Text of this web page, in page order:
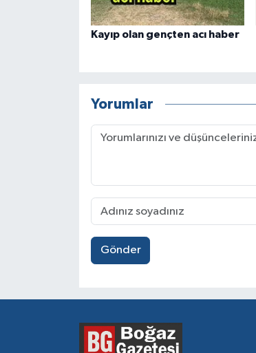
Kayıp olan gençten acı haber
Yorumlar
Gönder